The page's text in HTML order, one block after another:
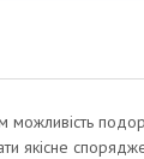
можливість
якісне